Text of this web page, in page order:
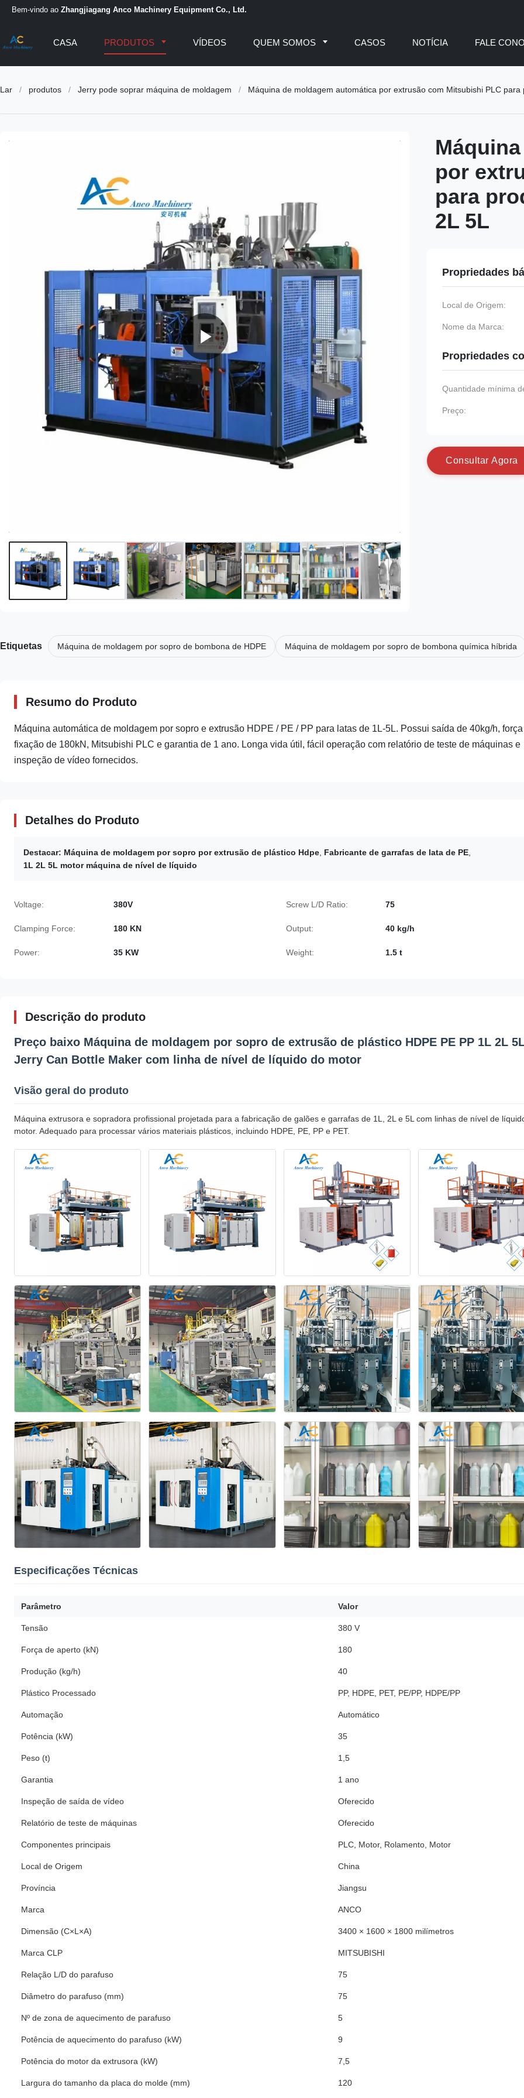
Bem-vindo ao Zhangjiagang Anco Machinery Equipment Co., Ltd.
CASA PRODUTOS VÍDEOS QUEM SOMOS CASOS NOTÍCIA FALE
Lar / produtos / Jerry pode soprar máquina de moldagem / Máquina de moldagem automática por extrusão com Mitsubishi PLC
por
para
2L 5L
Propriedades
Local de Origem:
Nome da Marca:
Propriedades
Quantidade mínima
Preço:
Consu tar Agora
Etiquetas Máquina de moldagem por sopro de bombona de HDPE Máquina de moldagem por sopro de bombona química híbrida
Resumo do Produto
Máquina automática de moldagem por sopro e extrusão HDPE / PE / PP para latas de 1L-5L. Possui saída de 40kg/h,
fixação de 180kN, Mitsubishi PLC e garantia de 1 ano. Longa vida útil, fácil operação com relatório de teste de máquinas e
inspeção de vídeo fornecidos.
Detalhes do Produto
Destacar: Máquina de moldagem por sopro por extrusão de plástico Hdpe Fabricante de garrafas de lata de PE
1L 2L 5L motor máquina de nível de líquido
Voltage: 380V Screw L/D Ratio: 75
Clamping Force: 180 KN Output: 40 kg/h
Power: 35 KW Weight: 1.5 t
Descrição do produto
Preço baixo Máquina de moldagem por sopro de extrusão de plástico HDPE PE PP 1L 2L
Jerry Can Bottle Maker com linha de nível de líquido do motor
Visão geral do produto
Máquina extrusora e sopradora profissional projetada para a fabricação de galões e garrafas de 1L, 2L e 5L com linhas de nível de
motor. Adequado para processar vários materiais plásticos, incluindo HDPE, PE, PP e PET.
Especificações Técnicas
Parâmetro Valor
Tensão 380 V
Força de aperto (kN) 180
Produção (kg/h) 40
Plástico Processado PP, HDPE, PET, PE/PP, HDPE/PP
Automação Automático
Potência (kW) 35
Peso (t) 1,5
Garantia 1 ano
Inspeção de saída de vídeo Oferecido
Relatório de teste de máquinas Oferecido
Componentes principais PLC, Motor, Rolamento, Motor
Local de Origem China
Província Jiangsu
Marca ANCO
Dimensão (C×L×A) 3400 × 1600 × 1800 milímetros
Marca CLP MITSUBISHI
Relação L/D do parafuso 75
Diâmetro do parafuso (mm) 75
Nº de zona de aquecimento de parafuso 5
Potência de aquecimento do parafuso (kW) 9
Potência do motor da extrusora (kW) 7,5
Largura do tamanho da placa do molde (mm) 120